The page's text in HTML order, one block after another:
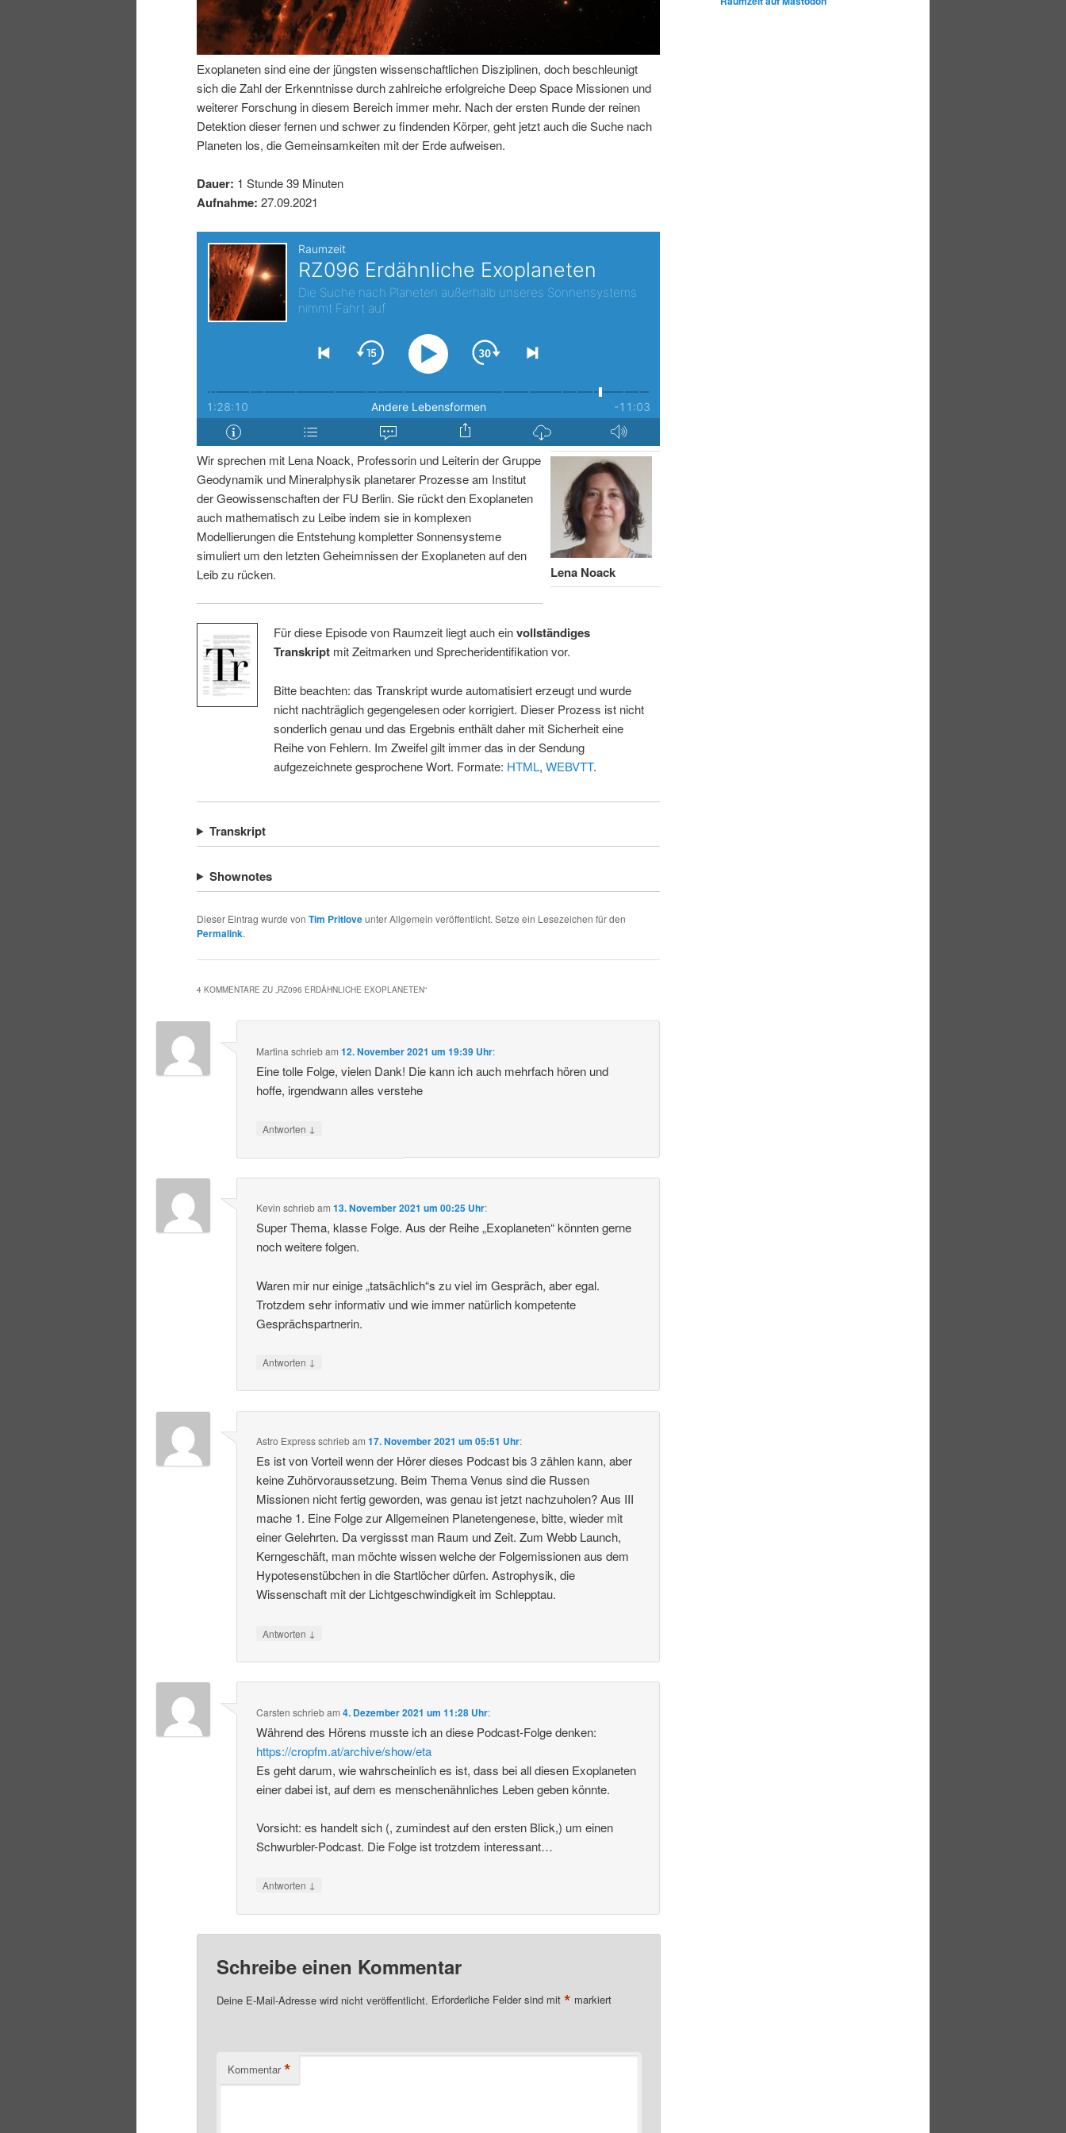
I
h
s
p
n
g
e
n
e
I
l
t
r
i
n
g
n
Exoplaneten sind eine der jüngsten wissenschaftlichen Disziplinen, doch beschleunigt
sich die Zahl der Erkenntnisse durch zahlreiche erfolgreiche Deep Space Missionen und
weiterer Forschung in diesem Bereich immer mehr. Nach der ersten Runde der reinen
Detektion dieser fernen und schwer zu findenden Körper, geht jetzt auch die Suche nach
Planeten los, die Gemeinsamkeiten mit der Erde aufweisen.
Dauer: 1 Stunde 39 Minuten
Aufnahme: 27.09.2021
Lena Noack
Wir sprechen mit Lena Noack, Professorin und Leiterin der Gruppe
Geodynamik und Mineralphysik planetarer Prozesse am Institut
der Geowissenschaften der FU Berlin. Sie rückt den Exoplaneten
auch mathematisch zu Leibe indem sie in komplexen
Modellierungen die Entstehung kompletter Sonnensysteme
simuliert um den letzten Geheimnissen der Exoplaneten auf den
Leib zu rücken.
Für diese Episode von Raumzeit liegt auch einvollständiges
Transkriptmit Zeitmarken und Sprecheridentifikation vor.
Bitte beachten: das Transkript wurde automatisiert erzeugt und wurde
nicht nachträglich gegengelesen oder korrigiert. Dieser Prozess ist nicht
sonderlich genau und das Ergebnis enthält daher mit Sicherheit eine
Reihe von Fehlern. Im Zweifel gilt immer das in der Sendung
aufgezeichnete gesprochene Wort. Formate: HTML, WEBVTT.
Transkript
Shownotes
Dieser Eintrag wurde von Tim Pritloveunter Allgemein veröffentlicht. Setze ein Lesezeichen für den
Permalink.
4 KOMMENTARE ZU „RZ096 ERDÄHNLICHE EXOPLANETEN“
Martina schriebam12. November 2021 um 19:39 Uhr:
Eine tolle Folge, vielen Dank! Die kann ich auch mehrfach hören und
hoffe, irgendwann alles verstehe
Antworten ↓
Kevin schriebam13. November 2021 um 00:25 Uhr:
Super Thema, klasse Folge. Aus der Reihe „Exoplaneten“ könnten gerne
noch weitere folgen.
Waren mir nur einige „tatsächlich“s zu viel im Gespräch, aber egal.
Trotzdem sehr informativ und wie immer natürlich kompetente
Gesprächspartnerin.
Antworten ↓
Astro Expressschriebam17. November 2021 um 05:51 Uhr:
Es ist von Vorteil wenn der Hörer dieses Podcast bis 3 zählen kann, aber
keine Zuhörvoraussetzung. Beim Thema Venus sind die Russen
Missionen nicht fertig geworden, was genau ist jetzt nachzuholen? Aus III
mache 1. Eine Folge zur Allgemeinen Planetengenese, bitte, wieder mit
einer Gelehrten. Da vergissst man Raum und Zeit. Zum Webb Launch,
Kerngeschäft, man möchte wissen welche der Folgemissionen aus dem
Hypotesenstübchen in die Startlöcher dürfen. Astrophysik, die
Wissenschaft mit der Lichtgeschwindigkeit im Schlepptau.
Antworten ↓
Carsten schriebam4. Dezember 2021 um 11:28 Uhr:
Während des Hörens musste ich an diese Podcast-Folge denken:
https://cropfm.at/archive/show/eta
Es geht darum, wie wahrscheinlich es ist, dass bei all diesen Exoplaneten
einer dabei ist, auf dem es menschenähnliches Leben geben könnte.
Vorsicht: es handelt sich (, zumindest auf den ersten Blick,) um einen
Schwurbler-Podcast. Die Folge ist trotzdem interessant…
Antworten ↓
Schreibe einen Kommentar
Deine E-Mail-Adresse wird nicht veröffentlicht. Erforderliche Felder sind mit* markiert
Kommentar *